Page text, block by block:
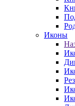
Иконы